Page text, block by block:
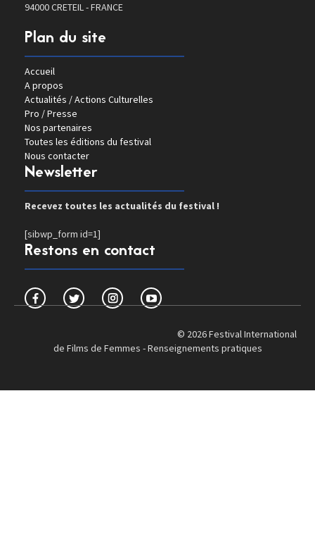
94000 CRETEIL - FRANCE
Plan du site
Accueil
A propos
Actualités / Actions Culturelles
Pro / Presse
Nos partenaires
Toutes les éditions du festival
Nous contacter
Newsletter
Recevez toutes les actualités du festival !
[sibwp_form id=1]
Restons en contact
© 2026 Festival International
de Films de Femmes -Renseignements pratiques